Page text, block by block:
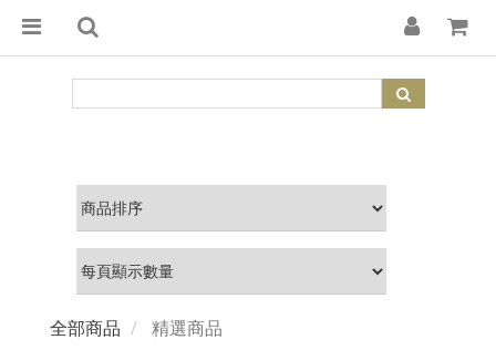
全部商品 精選商品